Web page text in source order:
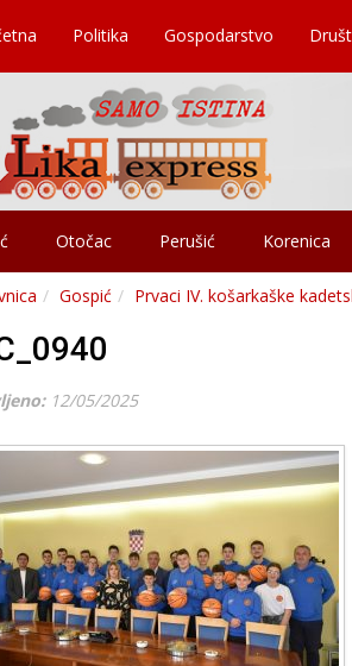
Politika Gospodarstvo
Otočac Perušić Korenica
Gospić Prvaci IV. košarkaške
12/05/2025